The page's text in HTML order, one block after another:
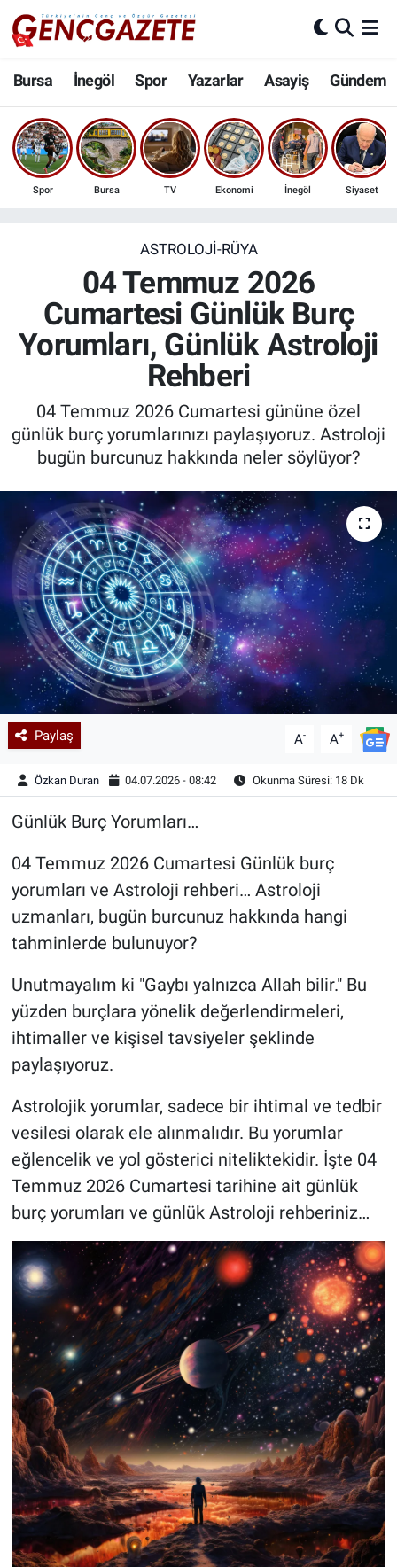
Bursa İnegöl Spor Yazarlar Asayiş Gündem
Spor Bursa TV Ekonomi İnegöl Siyaset
ASTROLOJI-RÜYA
04 Temmuz 2026
Cumartesi Günlük Burç
Yorumları, Günlük Astroloji
Rehberi
04 Temmuz 2026 Cumartesi gününe özel
günlük burç yorumlarınızı paylaşıyoruz. Astroloji
bugün burcunuz hakkında neler söylüyor?
Paylaş A- A+
Özkan Duran 04.07.2026 - 08:42 Okunma Süresi: 18 Dk
Günlük Burç Yorumları…
04 Temmuz 2026 Cumartesi Günlük burç
yorumları ve Astroloji rehberi… Astroloji
uzmanları, bugün burcunuz hakkında hangi
tahminlerde bulunuyor?
Unutmayalım ki "Gaybı yalnızca Allah bilir." Bu
yüzden burçlara yönelik değerlendirmeleri,
ihtimaller ve kişisel tavsiyeler şeklinde
paylaşıyoruz.
Astrolojik yorumlar, sadece bir ihtimal ve tedbir
vesilesi olarak ele alınmalıdır. Bu yorumlar
eğlencelik ve yol gösterici niteliktekidir. İşte 04
Temmuz 2026 Cumartesi tarihine ait günlük
burç yorumları ve günlük Astroloji rehberiniz…
Bursa
İnegöl
3.SAYFA
Ekonomi
Güncel
Kadın & Aile
Sağlık
Siyaset
Teknoloji
Yazarlar
Astroloji-Rüya
Nöbetçi Eczaneler
Hava Durumu
Trafik Durumu
Tüm Manşetler
Son Dakika Haberleri
Haber Arşivi